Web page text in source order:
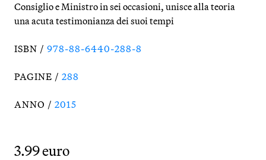
Consiglio e Ministro in sei occasioni, unisce alla teoria
una acuta testimonianza dei suoi tempi
ISBN / 978-88-6440-288-8
PAGINE / 288
ANNO / 2015
3.99 euro